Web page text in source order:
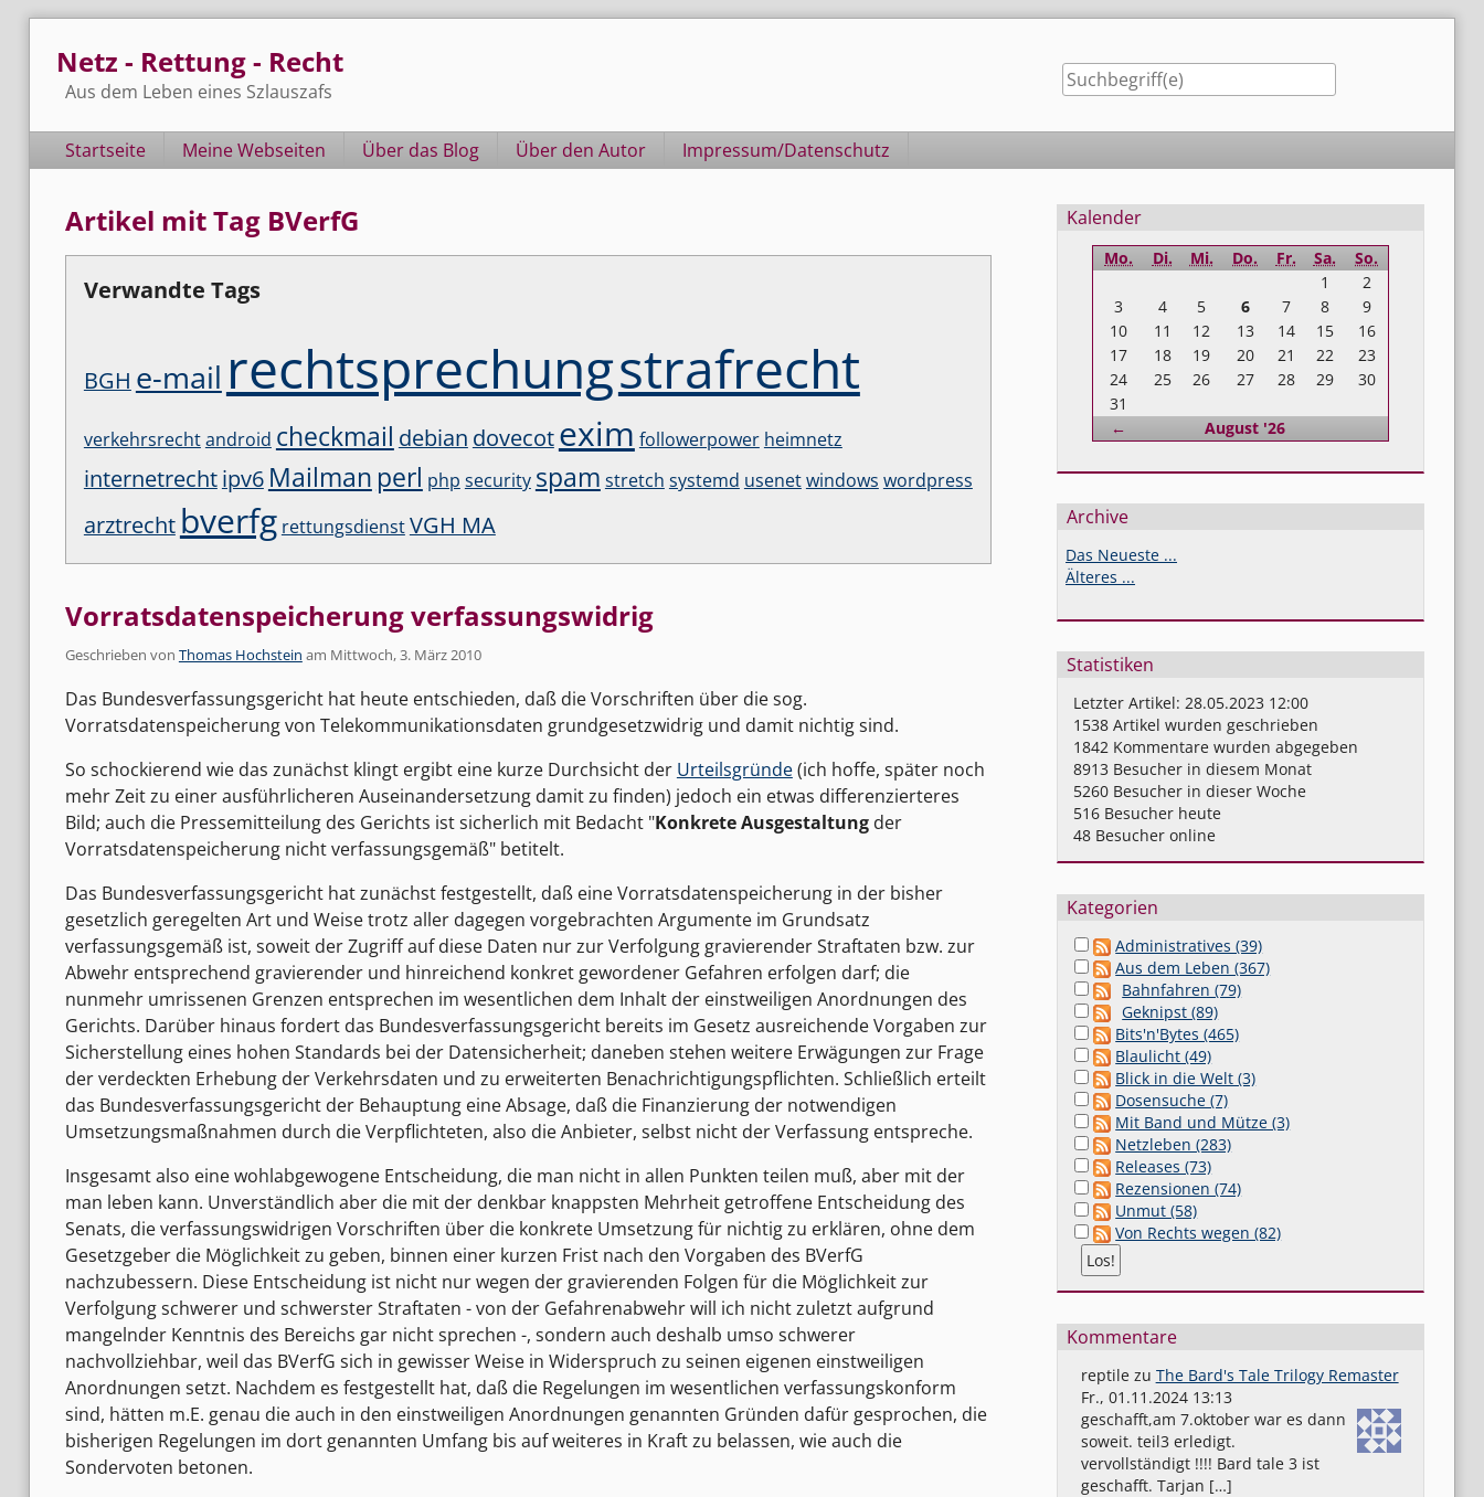
Netz - Rettung - Recht
Aus dem Leben eines Szlauszafs
Navigation
Startseite Meine Webseiten Über das Blog Über den Autor Impressum/Datenschutz
Artikel mit Tag BVerfG
Verwandte Tags
BGH e-mail rechtsprechungstrafrecht
verkehrsrechtandroid checkmail debian dovecotexim followerpower heimnetz
internetrechtipv6 Mailman perl php security spam stretch systemd usenetwindows wordpress
arztrecht bverfg rettungsdienstVGH MA
Vorratsdatenspeicherung verfassungswidrig
Geschrieben von Thomas Hochstein am Mittwoch, 3. März 2010
Das Bundesverfassungsgericht hat heute entschieden, daß die Vorschriften über die sog.
Vorratsdatenspeicherung von Telekommunikationsdaten grundgesetzwidrig und damit nichtig sind.
So schockierend wie das zunächst klingt ergibt eine kurze Durchsicht der Urteilsgründe(ich hoffe, später noch
mehr Zeit zu einer ausführlicheren Auseinandersetzung damit zu finden) jedoch ein etwas differenzierteres
Bild; auch die Pressemitteilung des Gerichts ist sicherlich mit Bedacht "Konkrete Ausgestaltungder
Vorratsdatenspeicherung nicht verfassungsgemäß" betitelt.
Das Bundesverfassungsgericht hat zunächst festgestellt, daß eine Vorratsdatenspeicherung in der bisher
gesetzlich geregelten Art und Weise trotz aller dagegen vorgebrachten Argumente im Grundsatz
verfassungsgemäß ist, soweit der Zugriff auf diese Daten nur zur Verfolgung gravierender Straftaten bzw. zur
Abwehr entsprechend gravierender und hinreichend konkret gewordener Gefahren erfolgen darf; die
nunmehr umrissenen Grenzen entsprechen im wesentlichen dem Inhalt der einstweiligen Anordnungen des
Gerichts. Darüber hinaus fordert das Bundesverfassungsgericht bereits im Gesetz ausreichende Vorgaben zur
Sicherstellung eines hohen Standards bei der Datensicherheit; daneben stehen weitere Erwägungen zur Frage
der verdeckten Erhebung der Verkehrsdaten und zu erweiterten Benachrichtigungspflichten. Schließlich erteilt
das Bundesverfassungsgericht der Behauptung eine Absage, daß die Finanzierung der notwendigen
Umsetzungsmaßnahmen durch die Verpflichteten, also die Anbieter, selbst nicht der Verfassung entspreche.
Insgesamt also eine wohlabgewogene Entscheidung, die man nicht in allen Punkten teilen muß, aber mit der
man leben kann. Unverständlich aber die mit der denkbar knappsten Mehrheit getroffene Entscheidung des
Senats, die verfassungswidrigen Vorschriften über die konkrete Umsetzung für nichtig zu erklären, ohne dem
Gesetzgeber die Möglichkeit zu geben, binnen einer kurzen Frist nach den Vorgaben des BVerfG
nachzubessern. Diese Entscheidung ist nicht nur wegen der gravierenden Folgen für die Möglichkeit zur
Verfolgung schwerer und schwerster Straftaten - von der Gefahrenabwehr will ich nicht zuletzt aufgrund
mangelnder Kenntnis des Bereichs gar nicht sprechen -, sondern auch deshalb umso schwerer
nachvollziehbar, weil das BVerfG sich in gewisser Weise in Widerspruch zu seinen eigenen einstweiligen
Anordnungen setzt. Nachdem es festgestellt hat, daß die Regelungen im wesentlichen verfassungskonform
sind, hätten m.E. genau die auch in den einstweiligen Anordnungen genannten Gründen dafür gesprochen, die
bisherigen Regelungen im dort genannten Umfang bis auf weiteres in Kraft zu belassen, wie auch die
Sondervoten betonen.
Seitenleiste
Kalender
Mo. Di. Mi. Do. Fr. Sa. So.
← August '26
1
2
3
4 5 6 7 8
9
10
11 12 13 14 15
16
17
18 19 20 21 22
23
24
25 26 27 28 29
30
31
Archive
Das Neueste ...
Älteres ...
Statistiken
Letzter Artikel: 28.05.2023 12:00
1538Artikel wurden geschrieben
1842Kommentare wurden abgegeben
8913 Besucher in diesem Monat
5260Besucher in dieser Woche
516Besucher heute
48Besucher online
Kategorien
Administratives (39)
Aus dem Leben (367)
Bahnfahren (79)
Geknipst (89)
Bits'n'Bytes (465)
Blaulicht (49)
Blick in die Welt (3)
Dosensuche (7)
Mit Band und Mütze (3)
Netzleben (283)
Releases (73)
Rezensionen (74)
Unmut (58)
Von Rechts wegen (82)
Kommentare
reptilezu The Bard's Tale Trilogy Remaster
Fr., 01.11.2024 13:13
geschafft,am 7.oktober war es dann
soweit. teil3 erledigt.
vervollständigt !!!! Bard tale 3 ist
geschafft. Tarjan […]